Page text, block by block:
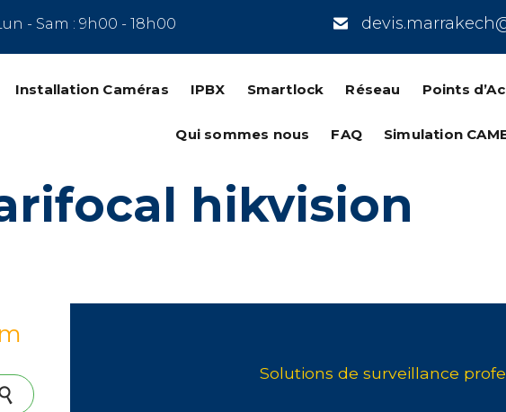
- Sam : 9h00 - 18h00
Installation Caméras IPBX Smartlock Réseau Points
Qui sommes nous FAQ Simulation
hikvision